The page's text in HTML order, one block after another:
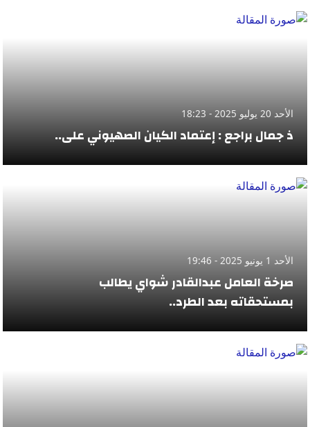
الأحد 20 يوليو 2025 - 18:23
ذ جمال براجع : إعتماد الكيان الصهيوني على..
الأحد 1 يونيو 2025 - 19:46
صرخة العامل عبدالقادر شواي يطالب
بمستحقاته بعد الطرد..